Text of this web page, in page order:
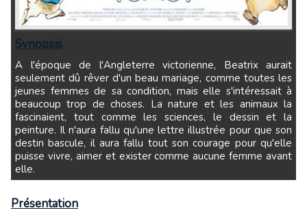
Synopsis
A l'époque de l'Angleterre victorienne, Beatrix aurait
seulement dû rêver d'un beau mariage, comme toutes les
jeunes femmes de sa condition, mais elle s'intéressait à
beaucoup trop de choses. La nature et les animaux la
fascinaient, tout comme les sciences, le dessin et la
peinture. Il n'aura fallu qu'une lettre illustrée pour que son
destin bascule, il aura fallu tout son courage pour qu'elle
puisse vivre, aimer et exister comme aucune femme avant
elle.
Présentation